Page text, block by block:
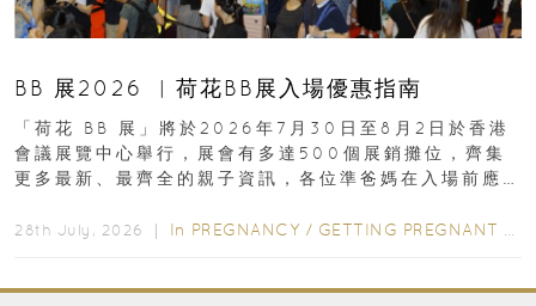
BB 展2026 ︳荷花BB展入場優惠指南
「荷花 BB 展」將於2026年7月30日至8月2日於香港
會議展覽中心舉行，展會有多達500個展銷攤位，齊集
更多最新、最齊全的親子資訊，各位準爸媽在入場前應
28th July, 2026 ｜ In PREGNANCY / GETTING PREGNANT